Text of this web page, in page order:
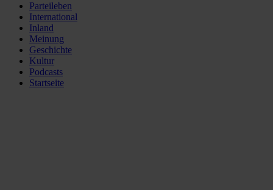
Parteileben
International
Inland
Meinung
Geschichte
Kultur
Podcasts
Startseite